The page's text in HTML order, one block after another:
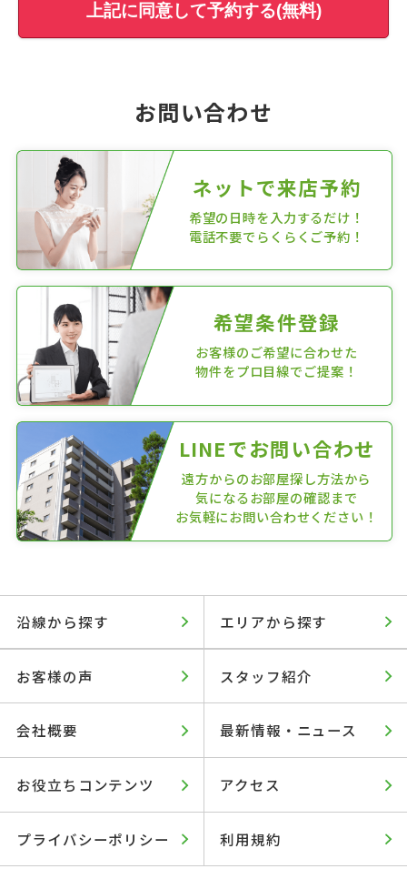
上記に同意して予約する(無料)
お問い合わせ
ネットで来店予約
希望の日時を入力するだけ！
電話不要でらくらくご予約！
希望条件登録
お客様のご希望に合わせた
物件をプロ目線でご提案！
LINEでお問い合わせ
遠方からのお部屋探し方法から
気になるお部屋の確認まで
お気軽にお問い合わせください！
沿線から探す エリアから探す
お客様の声 スタッフ紹介
会社概要 最新情報・ニュース
お役立ちコンテンツ アクセス
プライバシーポリシー 利用規約